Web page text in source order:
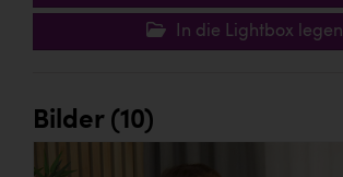
In die Lightbox legen
Bilder (10)